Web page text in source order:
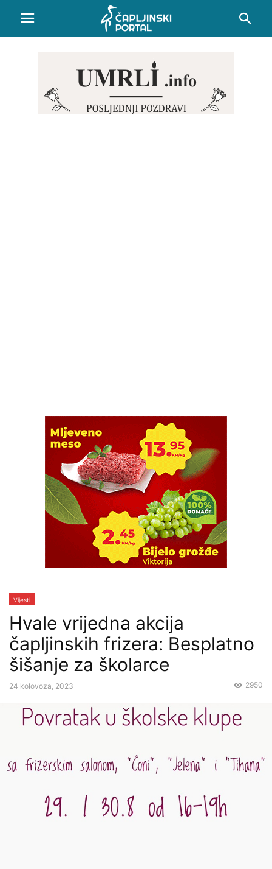
Vijesti
Hvale vrijedna akcija
čapljinskih frizera: Besplatno
šišanje za školarce
24 kolovoza, 2023 2950